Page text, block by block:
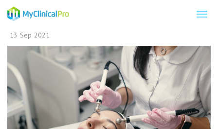
13 Sep 2021